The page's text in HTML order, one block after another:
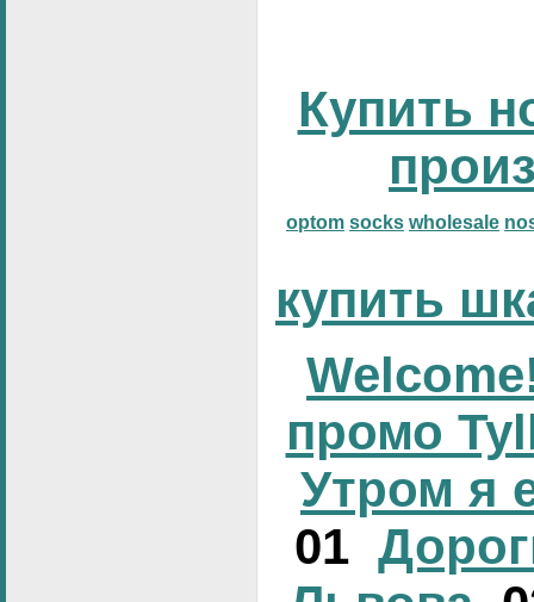
Купить
optom socks wholesale
купить
промо
Утром я
01